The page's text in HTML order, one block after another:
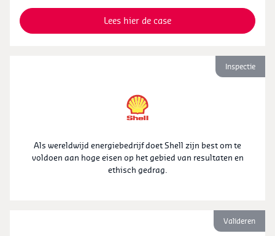
Lees hier de case
Inspectie
Als wereldwijd energiebedrijf doet Shell zijn best om te
voldoen aan hoge eisen op het gebied van resultaten en
ethisch gedrag.
Valideren